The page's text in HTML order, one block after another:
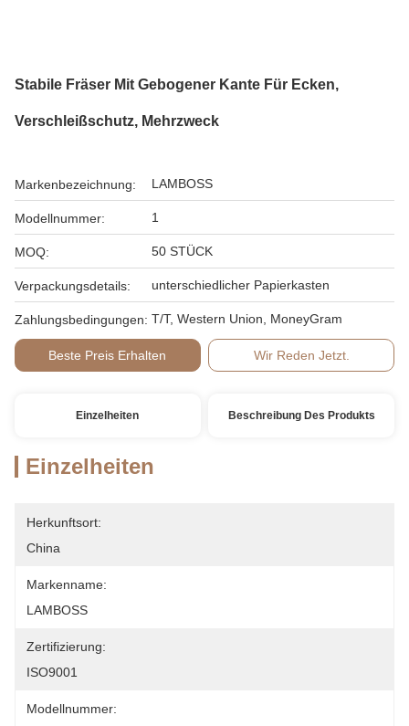
Stabile Fräser Mit Gebogener Kante Für Ecken,
Verschleißschutz, Mehrzweck
Markenbezeichnung: LAMBOSS
Modellnummer: 1
MOQ: 50 STÜCK
Verpackungsdetails: unterschiedlicher Papierkasten
Zahlungsbedingungen: T/T, Western Union, MoneyGram
Beste Preis Erhalten Wir Reden Jetzt.
Einzelheiten Beschreibung Des Produkts
Einzelheiten
Herkunftsort:
China
Markenname:
LAMBOSS
Zertifizierung:
ISO9001
Modellnummer: